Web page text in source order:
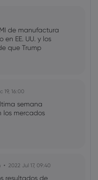
de manufactura
en EE. UU. y los
que Trump
19, 16:00
semana
los mercados
2022 Jul 17, 09:40
resultados de